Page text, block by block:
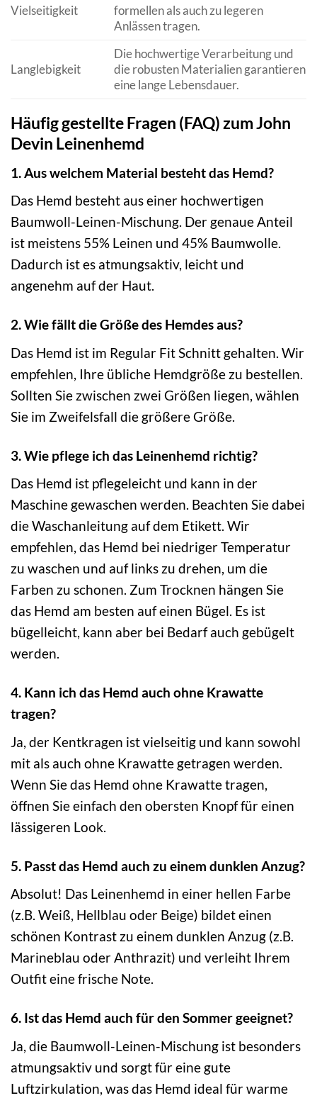
Vielseitigkeit
formellen als auch zu legeren
Anlässen tragen.
Langlebigkeit
Die hochwertige Verarbeitung und
die robusten Materialien garantieren
eine lange Lebensdauer.
Häufig gestellte Fragen (FAQ) zum John
Devin Leinenhemd
1. Aus welchem Material besteht das Hemd?
Das Hemd besteht aus einer hochwertigen
Baumwoll-Leinen-Mischung. Der genaue Anteil
ist meistens 55% Leinen und 45% Baumwolle.
Dadurch ist es atmungsaktiv, leicht und
angenehm auf der Haut.
2. Wie fällt die Größe des Hemdes aus?
Das Hemd ist im Regular Fit Schnitt gehalten. Wir
empfehlen, Ihre übliche Hemdgröße zu bestellen.
Sollten Sie zwischen zwei Größen liegen, wählen
Sie im Zweifelsfall die größere Größe.
3. Wie pflege ich das Leinenhemd richtig?
Das Hemd ist pflegeleicht und kann in der
Maschine gewaschen werden. Beachten Sie dabei
die Waschanleitung auf dem Etikett. Wir
empfehlen, das Hemd bei niedriger Temperatur
zu waschen und auf links zu drehen, um die
Farben zu schonen. Zum Trocknen hängen Sie
das Hemd am besten auf einen Bügel. Es ist
bügelleicht, kann aber bei Bedarf auch gebügelt
werden.
4. Kann ich das Hemd auch ohne Krawatte
tragen?
Ja, der Kentkragen ist vielseitig und kann sowohl
mit als auch ohne Krawatte getragen werden.
Wenn Sie das Hemd ohne Krawatte tragen,
öffnen Sie einfach den obersten Knopf für einen
lässigeren Look.
5. Passt das Hemd auch zu einem dunklen Anzug?
Absolut! Das Leinenhemd in einer hellen Farbe
(z.B. Weiß, Hellblau oder Beige) bildet einen
schönen Kontrast zu einem dunklen Anzug (z.B.
Marineblau oder Anthrazit) und verleiht Ihrem
Outfit eine frische Note.
6. Ist das Hemd auch für den Sommer geeignet?
Ja, die Baumwoll-Leinen-Mischung ist besonders
atmungsaktiv und sorgt für eine gute
Luftzirkulation, was das Hemd ideal für warme